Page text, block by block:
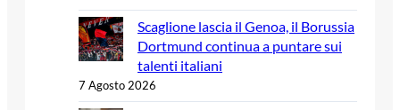
Scaglione lascia il Genoa, il Borussia
Dortmund continua a puntare sui
talenti italiani
7 Agosto 2026